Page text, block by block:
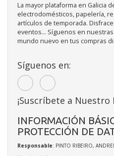
La mayor plataforma en Galicia
electrodomésticos, papelería,
artículos de temporada.
eventos... Síguenos en
mundo nuevo en tus compras
Síguenos en:
¡Suscríbete a Nuestro
INFORMACIÓN
PROTECCIÓN DE
Responsable: PINTO RIBEIRO,